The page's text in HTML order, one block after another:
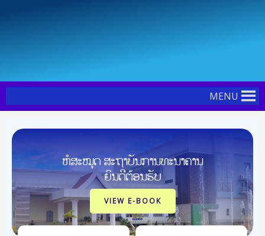
MENU
ຫໍສະໝຸດ ສະຖາບັນການທະນາຄານ
ຍິນດີຕ້ອນຮັບ
VIEW E-BOOK